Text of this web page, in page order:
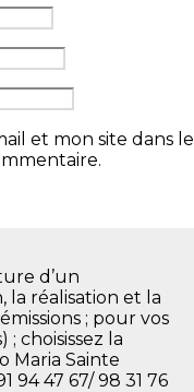
et mon site dans le
d’un
la réalisation et la
; pour vos
choisissez la
Maria Sainte
94 47 67/ 98 31 76